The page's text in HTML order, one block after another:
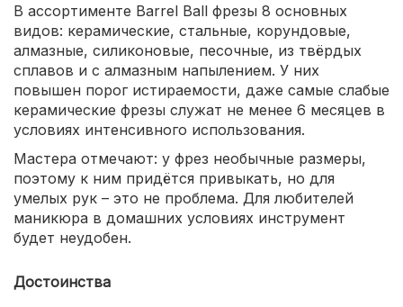
В ассортименте Barrel Ball фрезы 8 основных
видов: керамические, стальные, корундовые,
алмазные, силиконовые, песочные, из твёрдых
сплавов и с алмазным напылением. У них
повышен порог истираемости, даже самые слабые
керамические фрезы служат не менее 6 месяцев в
условиях интенсивного использования.
Мастера отмечают: у фрез необычные размеры,
поэтому к ним придётся привыкать, но для
умелых рук – это не проблема. Для любителей
маникюра в домашних условиях инструмент
будет неудобен.
Достоинства